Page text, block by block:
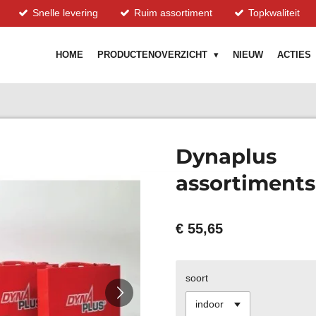
Snelle levering Ruim assortiment Topkwaliteit
HOME PRODUCTENOVERZICHT NIEUW ACTIES
Dynaplus
€ 55,65
soort